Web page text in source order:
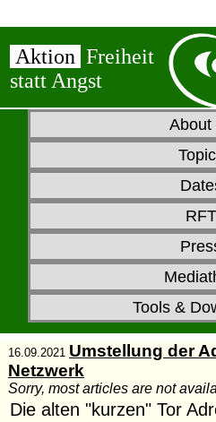
Aktion Freiheit
statt Angst
About
RFT
Tools &
16.09.2021 Umstellung der
Netzwerk
Sorry, most articles are not
Die alten "kurzen" Tor